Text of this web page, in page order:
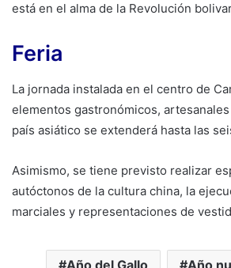
está en el alma de la Revolución
Feria
La jornada instalada en el centro de
elementos gastronómicos,
país asiático se extenderá hasta las
Asimismo, se tiene previsto realizar
autóctonos de la cultura china, la
marciales y representaciones de
Año del Gallo Año